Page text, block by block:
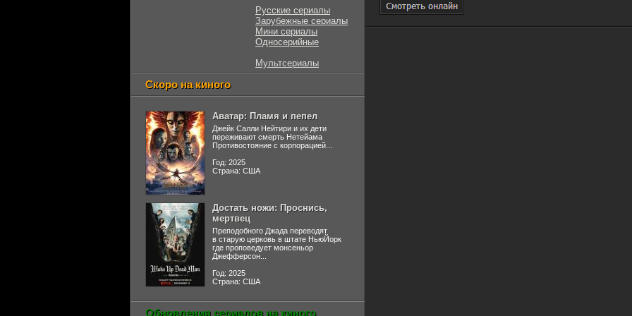
Русские сериалы
Зарубежные сериалы
Мини сериалы
Односерийные
Мультсериалы
Скоро на киного
Аватар: Пламя и пепел
Джейк Салли Нейтири и их дети
переживают смерть Нетейама
Противостояние с корпорацией...
Год: 2025
Страна: США
Достать ножи: Проснись,
мертвец
Преподобного Джада переводят
в старую церковь в штате НьюЙорк
где проповедует монсеньор
Джефферсон...
Год: 2025
Страна: США
Обновления сериалов на киного